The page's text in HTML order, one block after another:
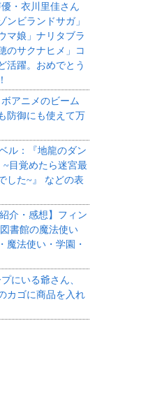
優・衣川里佳さん
ンビランドサガ」
マ娘」ナリタブラ
のサクナヒメ」コ
活躍。おめでとう
ボアニメのビーム
防御にも使えて万
ル：『地龍のダン
~目覚めたら迷宮最
した~』 などの表
介・感想】フィン
書館の魔法使い
魔法使い・学園・
にいる爺さん、
カゴに商品を入れ